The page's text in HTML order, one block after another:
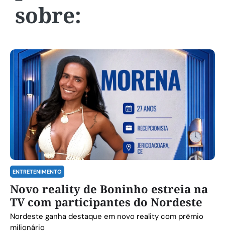
ENTRETENIMENTO
Novo reality de Boninho estreia na
TV com participantes do Nordeste
Nordeste ganha destaque em novo reality com prêmio
milionário